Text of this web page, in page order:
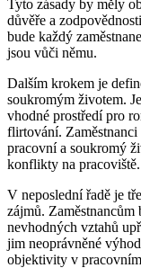
Tyto zásady by měly
důvěře a
bude každý
jsou vůči němu.
Dalším krokem je
soukromým životem.
vhodné prostředí pro
flirtování.
pracovní a soukromý
konflikty na pracoviště.
V neposlední řadě je
zájmů.
nevhodných vztahů
jim neoprávněné
objektivity v